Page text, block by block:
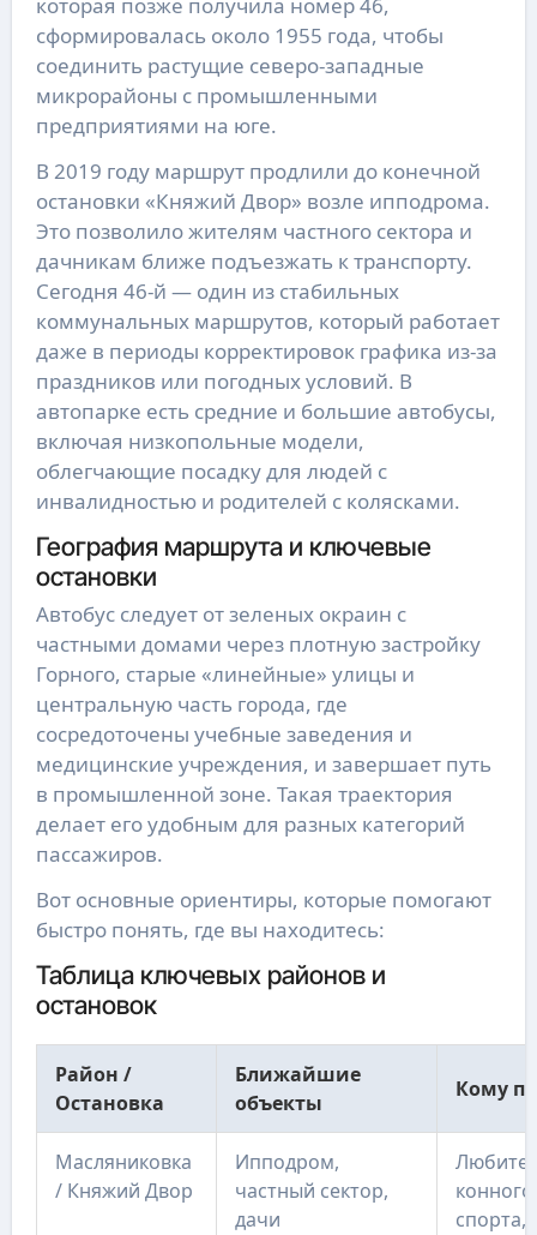
сформировалась около 1955 года, чтобы
соединить растущие северо-западные
микрорайоны с промышленными
предприятиями на юге.
В 2019 году маршрут продлили до конечной
остановки «Княжий Двор» возле ипподрома.
Это позволило жителям частного сектора и
дачникам ближе подъезжать к транспорту.
Сегодня 46-й — один из стабильных
коммунальных маршрутов, который работает
даже в периоды корректировок графика из-за
праздников или погодных условий. В
автопарке есть средние и большие автобусы,
включая низкопольные модели,
облегчающие посадку для людей с
инвалидностью и родителей с колясками.
География маршрута и ключевые
остановки
Автобус следует от зеленых окраин с
частными домами через плотную застройку
Горного, старые «линейные» улицы и
центральную часть города, где
сосредоточены учебные заведения и
медицинские учреждения, и завершает путь
в промышленной зоне. Такая траектория
делает его удобным для разных категорий
пассажиров.
Вот основные ориентиры, которые помогают
быстро понять, где вы находитесь:
Таблица ключевых районов и
остановок
Район /
Остановка
Ближайшие
объекты
Кому
Масляниковка
/ Княжий Двор
Ипподром,
частный сектор,
дачи
конного
спорта,